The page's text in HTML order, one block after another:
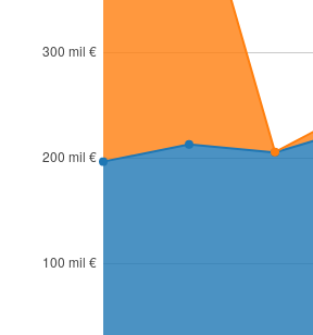
100 mil €
200 mil €
300 mil €